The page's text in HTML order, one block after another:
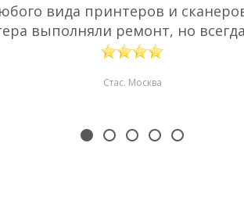
вида принтеров и
выполняли ремонт, но
Стас. Москва